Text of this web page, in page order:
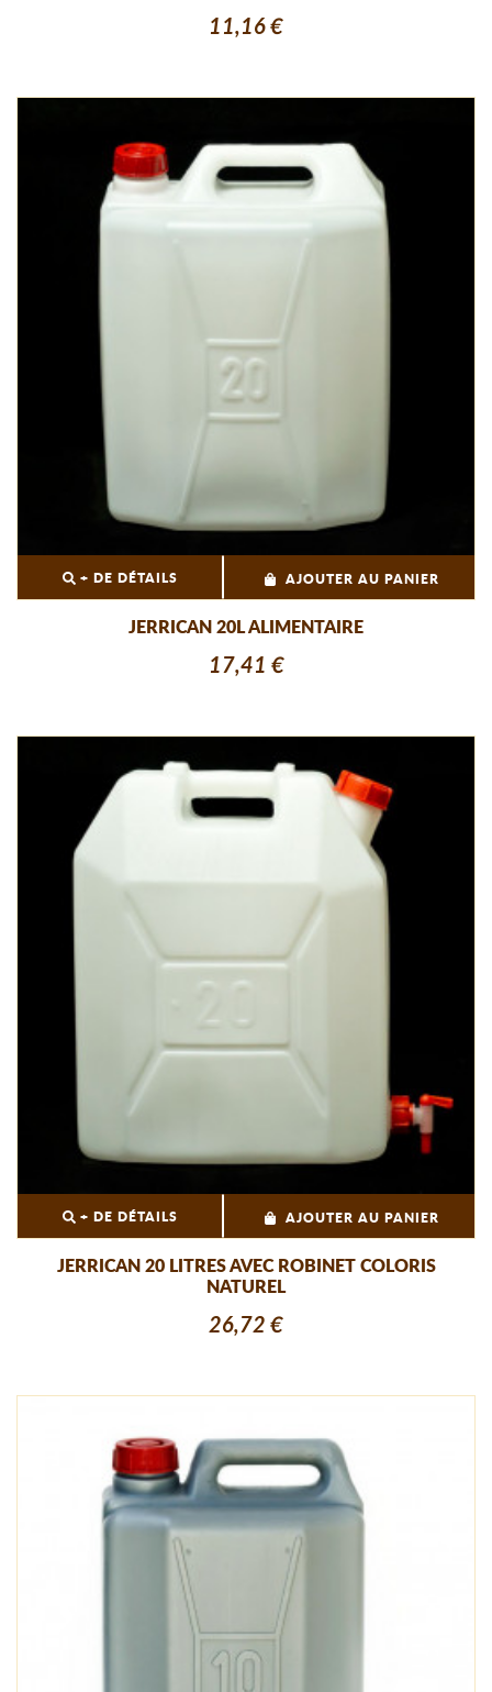
11,16 €
+ DE DÉTAILS AJOUTER AU PANIER
JERRICAN 20L ALIMENTAIRE
17,41 €
+ DE DÉTAILS AJOUTER AU PANIER
JERRICAN 20 LITRES AVEC ROBINET COLORIS
NATUREL
26,72 €